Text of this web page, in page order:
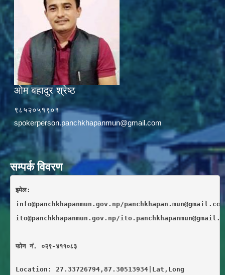
ओम बहादुर श्रेष्ठ
९८५२०५१९०१
spokerperson.panchkhapanmun@gmail.com
सम्पर्क विवरण
इमेल:
info@panchkhapanmun.gov.np/
ito@panchkhapanmun.gov.np/
फाेन नं. ०२९-४११०८३
Location: 27.33726794,87.30513934|Lat,Long